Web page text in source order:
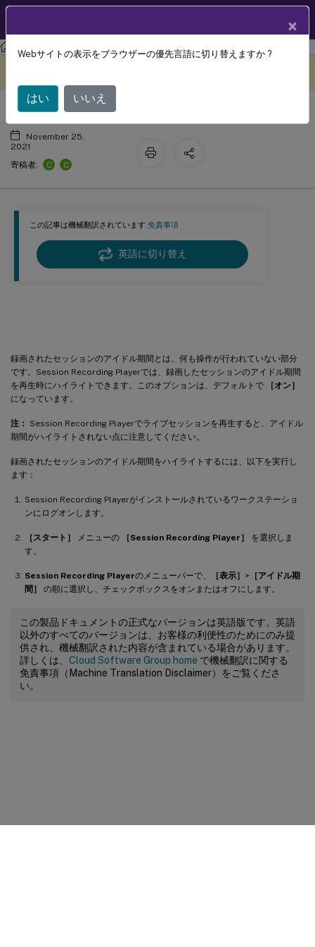
Session Recording Session Recording 2106
この記事は機械翻訳されています.免責事項
英語に切り替え
録画されたセッションのアイドル期間とは、何も操作が行われていない部分
です。Session Recording Playerでは、録画したセッションのアイドル期間
を再生時にハイライトできます。このオプションは、デフォルトで
［オン］
になっています。
注：
Session Recording Playerでライブセッションを再生すると、アイドル
期間がハイライトされない点に注意してください。
録画されたセッションのアイドル期間をハイライトするには、以下を実行し
ます：
Session Recording Playerがインストールされているワークステーショ
ンにログオンします。
［スタート］ メニューの ［Session Recording Player］
を選択しま
す。
Session Recording Playerのメニューバーで、 ［表示］ > ［アイドル期
間］
の順に選択し、チェックボックスをオンまたはオフにします。
この製品ドキュメントの正式なバージョンは英語版です。英語
以外のすべてのバージョンは、お客様の利便性のためにのみ提
供され、機械翻訳された内容が含まれている場合があります。
詳しくは、 Cloud Software Group home で機械翻訳に関する
免責事項（Machine Translation Disclaimer）をご覧くださ
い。
アイドル期間のハイライト
November 25,
2021
寄稿者:
C C
×
Webサイトの表示をブラウザーの優先言語に切り替えますか ?
はい いいえ